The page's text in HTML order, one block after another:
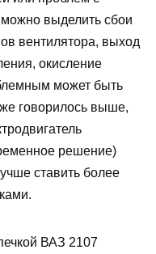
выделить сбои
вентилятора, выход
окисление
может быть
говорилось выше,
решение)
ставить более
ВАЗ 2107